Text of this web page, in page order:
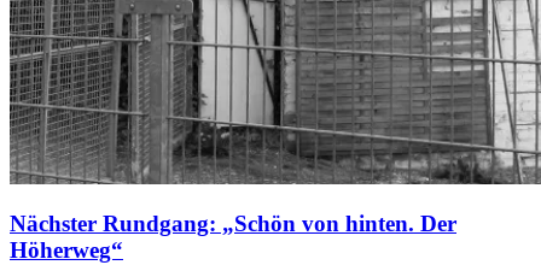
Nächster Rundgang: „Schön von hinten. Der
Höherweg“